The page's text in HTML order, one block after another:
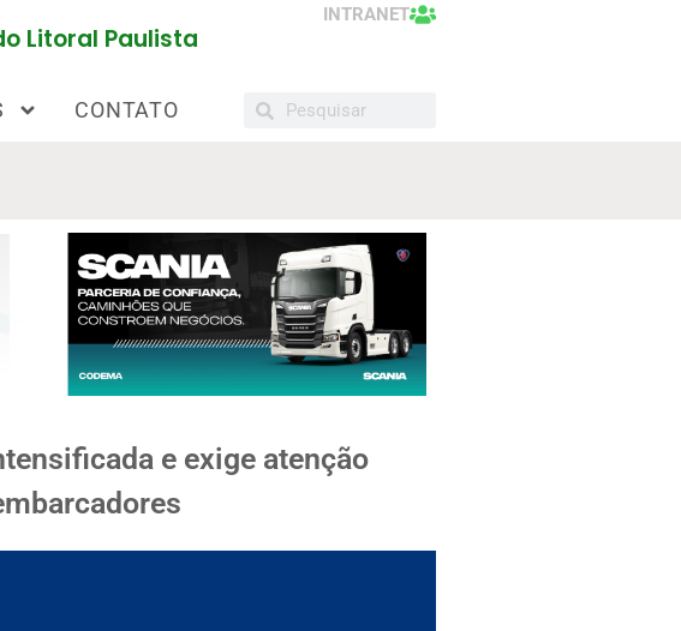
Litoral Paulista
CONTATO
INTRANET
e exige atenção